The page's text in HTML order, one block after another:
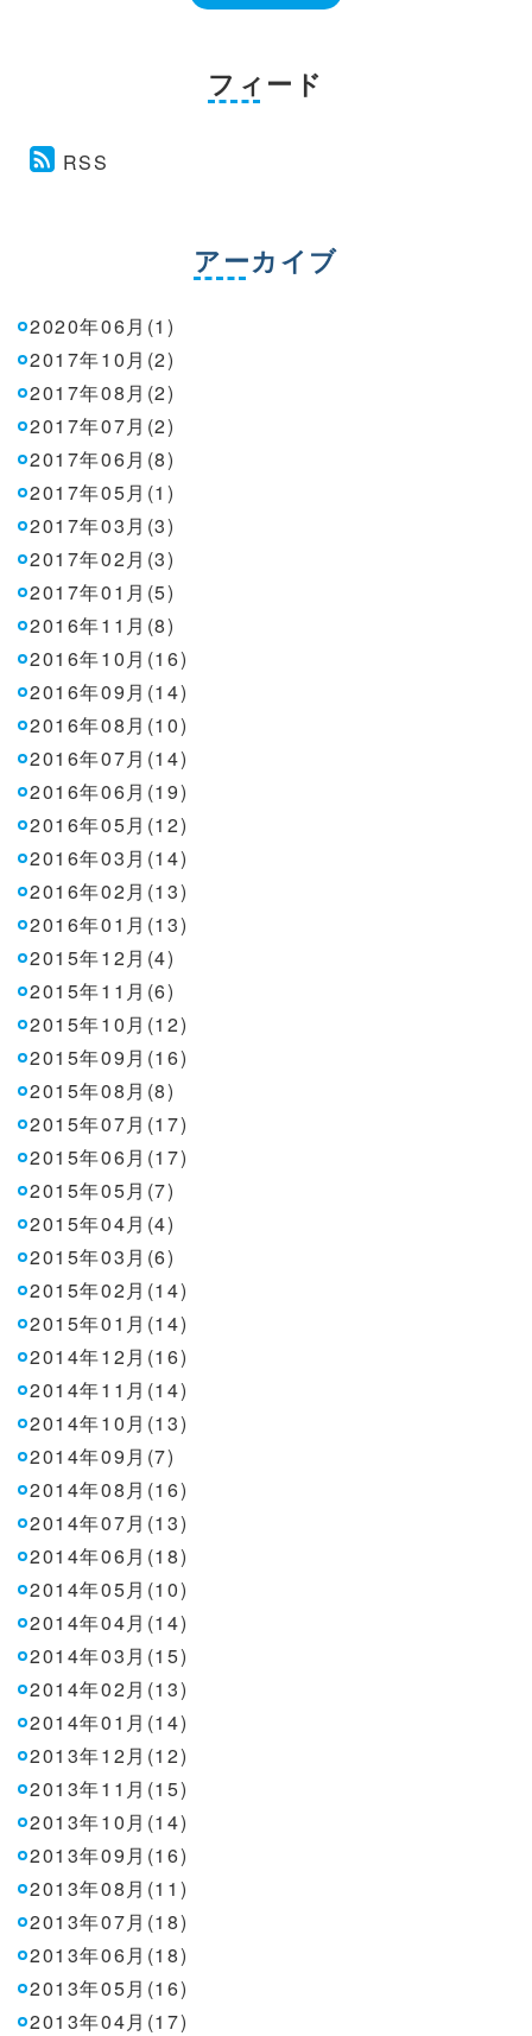
フィード
RSS
アーカイブ
2020年06月(1)
2017年10月(2)
2017年08月(2)
2017年07月(2)
2017年06月(8)
2017年05月(1)
2017年03月(3)
2017年02月(3)
2017年01月(5)
2016年11月(8)
2016年10月(16)
2016年09月(14)
2016年08月(10)
2016年07月(14)
2016年06月(19)
2016年05月(12)
2016年03月(14)
2016年02月(13)
2016年01月(13)
2015年12月(4)
2015年11月(6)
2015年10月(12)
2015年09月(16)
2015年08月(8)
2015年07月(17)
2015年06月(17)
2015年05月(7)
2015年04月(4)
2015年03月(6)
2015年02月(14)
2015年01月(14)
2014年12月(16)
2014年11月(14)
2014年10月(13)
2014年09月(7)
2014年08月(16)
2014年07月(13)
2014年06月(18)
2014年05月(10)
2014年04月(14)
2014年03月(15)
2014年02月(13)
2014年01月(14)
2013年12月(12)
2013年11月(15)
2013年10月(14)
2013年09月(16)
2013年08月(11)
2013年07月(18)
2013年06月(18)
2013年05月(16)
2013年04月(17)